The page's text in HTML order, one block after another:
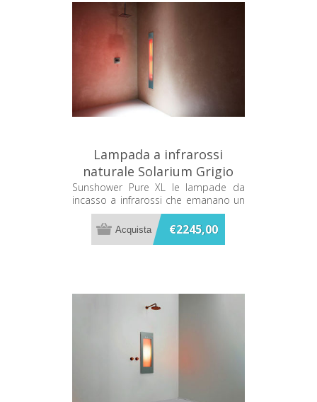
Lampada a infrarossi
naturale Solarium Grigio
organico Sunshower PURE
XL 80034
Sunshower Pure XL le lampade da
incasso a infrarossi che emanano un
caldo terapeutico mentre ti fai la
doccia
€2245,00